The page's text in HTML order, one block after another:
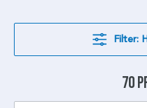
Filter:
70